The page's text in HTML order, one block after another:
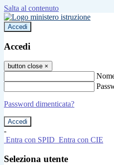
Salta al contenuto
Accedi
Accedi
button close ×
Password dimenticata?
-
Entra con SPID Entra con CIE
Seleziona utente